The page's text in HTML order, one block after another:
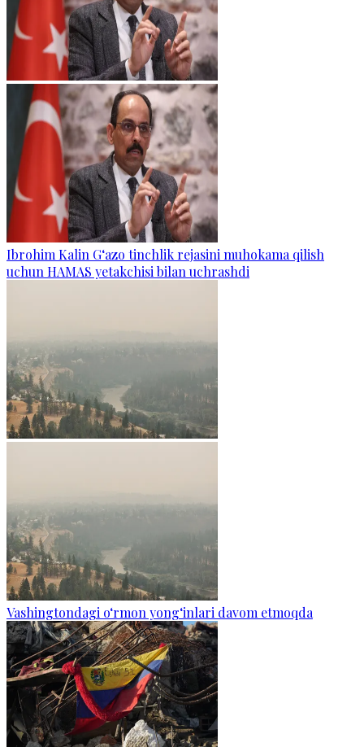
Ibrohim Kalin G‘azo tinchlik rejasini muhokama qilish
uchun HAMAS yetakchisi bilan uchrashdi
Vashingtondagi o‘rmon yong‘inlari davom etmoqda